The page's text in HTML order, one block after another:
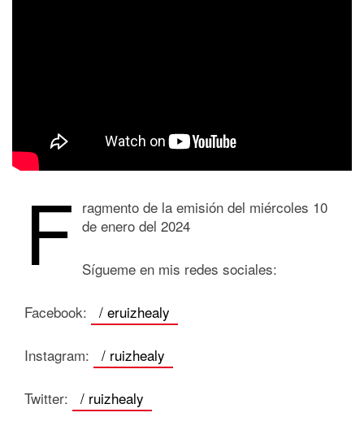
F ragmento de la emisión del miércoles 10
de enero del 2024
Sígueme en mis redes sociales:
Facebook: / eruizhealy
Instagram: / ruizhealy
Twitter: / ruizhealy